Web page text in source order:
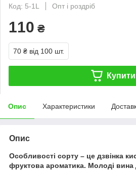
Код: 5-1L
Опт і роздріб
110 ₴
70 ₴ від 100 шт.
Купити
Опис Характеристики
Опис
Особливості сорту – це дзвінка
фруктова ароматика. Молоді